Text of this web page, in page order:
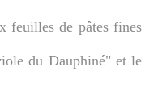
feuilles de pâtes fines
du Dauphiné" et le